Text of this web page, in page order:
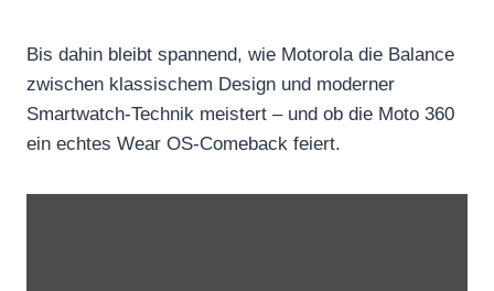
Bis dahin bleibt spannend, wie Motorola die Balance
zwischen klassischem Design und moderner
Smartwatch-Technik meistert – und ob die Moto 360
ein echtes Wear OS-Comeback feiert.